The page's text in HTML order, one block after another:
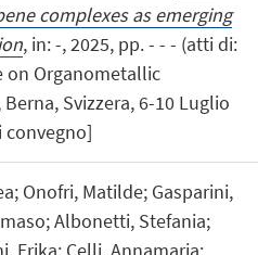
complexes as emerging
, in: -, 2025, pp. - - - (atti di:
on Organometallic
Berna, Svizzera, 6-10 Luglio
Onofri, Matilde; Gasparini,
Albonetti, Stefania;